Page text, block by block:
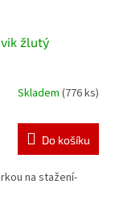
žlutý
Skladem (776 ks)
Do košíku
na stažení-